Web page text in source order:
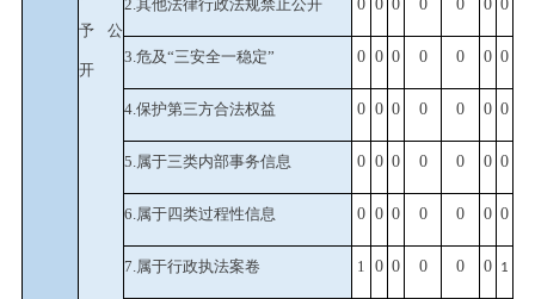
予公
开
2.其他法律行政法规禁止公开 0 0 0 0 0 0 0
3.危及“三安全一稳定” 0 0 0 0 0 0 0
4.保护第三方合法权益 0 0 0 0 0 0 0
5.属于三类内部事务信息 0 0 0 0 0 0 0
6.属于四类过程性信息 0 0 0 0 0 0 0
7.属于行政执法案卷 1 0 0 0 0 0 1